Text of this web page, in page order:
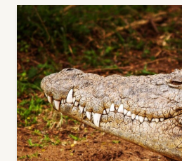
Einzelgäste oder
fantastische Kombination
Wildsafari, Wandern und
möchten. (Hinweis: Der
gilt für einen
Person sinkt bei mehreren
kontaktieren Sie uns für
Angebot.)